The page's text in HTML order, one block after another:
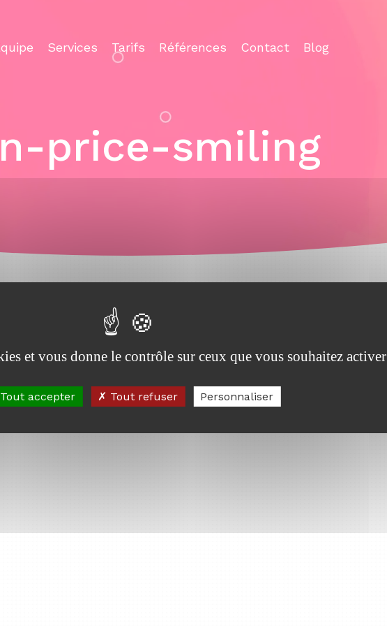
Services Tarifs Références Contact Blog
price-smiling
et vous donne le contrôle sur ceux que vous souhaitez activer
Tout accepter Tout refuser Personnaliser